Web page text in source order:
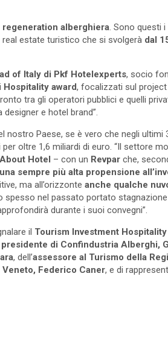
regeneration alberghiera . Sono questi
real estate turistico che si svolgerà dal
of Italy di Pkf Hotelexperts, socio
Hospitality award, focalizzati sul
tra gli operatori pubblici e quelli
e hotel brand”.
nostro Paese, se è vero che negli ultimi
oltre 1,6 miliardi di euro. “Il settore
Hotel – con un Revpar che,
una sempre più alta propensione
ma all’orizzonte anche qualche
spesso nel passato portato
durante i suoi convegni”.
il Tourism Investment
presidente di Confindustria Alberghi,
, dell’assessore al Turismo della
Federico Caner, e di